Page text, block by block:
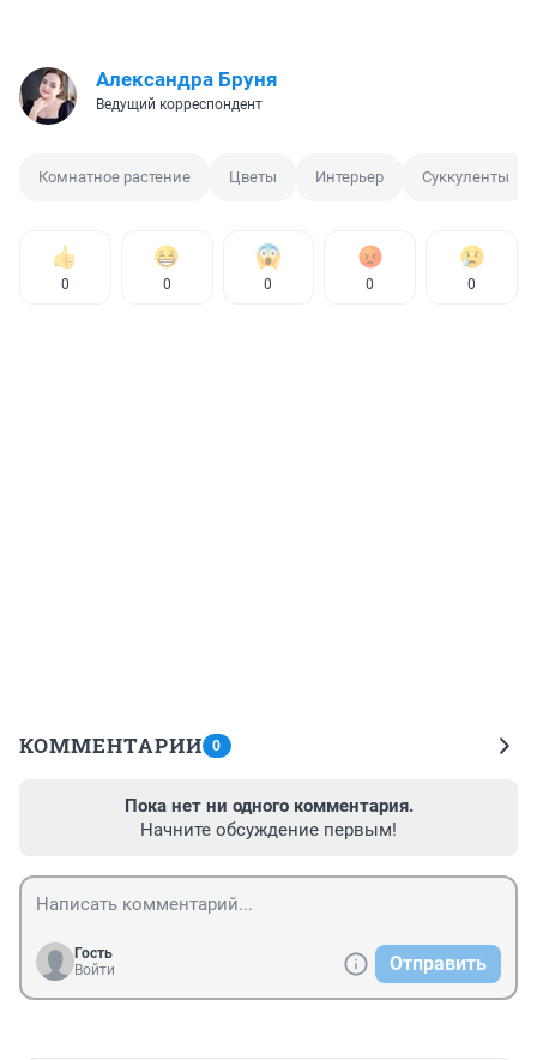
Александра Бруня
Ведущий корреспондент
Комнатное растение Цветы Интерьер Суккуленты
0 0 0 0 0
КОММЕНТАРИИ 0
Пока нет ни одного комментария.
Начните обсуждение первым!
Гость
Войти
Отправить